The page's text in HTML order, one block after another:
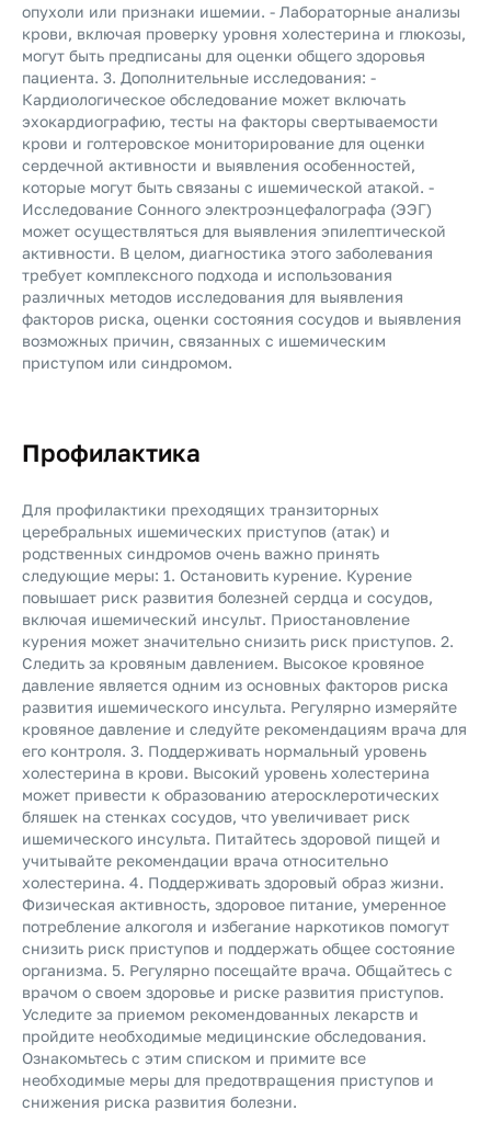
опухоли или признаки ишемии. - Лабораторные анализы
крови, включая проверку уровня холестерина и глюкозы,
могут быть предписаны для оценки общего здоровья
пациента. 3. Дополнительные исследования: -
Кардиологическое обследование может включать
эхокардиографию, тесты на факторы свертываемости
крови и голтеровское мониторирование для оценки
сердечной активности и выявления особенностей,
которые могут быть связаны с ишемической атакой. -
Исследование Сонного электроэнцефалографа (ЭЭГ)
может осуществляться для выявления эпилептической
активности. В целом, диагностика этого заболевания
требует комплексного подхода и использования
различных методов исследования для выявления
факторов риска, оценки состояния сосудов и выявления
возможных причин, связанных с ишемическим
приступом или синдромом.
Профилактика
Для профилактики преходящих транзиторных
церебральных ишемических приступов (атак) и
родственных синдромов очень важно принять
следующие меры: 1. Остановить курение. Курение
повышает риск развития болезней сердца и сосудов,
включая ишемический инсульт. Приостановление
курения может значительно снизить риск приступов. 2.
Следить за кровяным давлением. Высокое кровяное
давление является одним из основных факторов риска
развития ишемического инсульта. Регулярно измеряйте
кровяное давление и следуйте рекомендациям врача для
его контроля. 3. Поддерживать нормальный уровень
холестерина в крови. Высокий уровень холестерина
может привести к образованию атеросклеротических
бляшек на стенках сосудов, что увеличивает риск
ишемического инсульта. Питайтесь здоровой пищей и
учитывайте рекомендации врача относительно
холестерина. 4. Поддерживать здоровый образ жизни.
Физическая активность, здоровое питание, умеренное
потребление алкоголя и избегание наркотиков помогут
снизить риск приступов и поддержать общее состояние
организма. 5. Регулярно посещайте врача. Общайтесь с
врачом о своем здоровье и риске развития приступов.
Уследите за приемом рекомендованных лекарств и
пройдите необходимые медицинские обследования.
Ознакомьтесь с этим списком и примите все
необходимые меры для предотвращения приступов и
снижения риска развития болезни.